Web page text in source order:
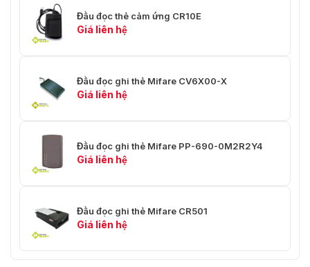
Đầu đọc thẻ cảm ứng CR10E
Giá liên hệ
Đầu đọc ghi thẻ Mifare CV6X00-X
Giá liên hệ
Đầu đọc ghi thẻ Mifare PP-690-0M2R2Y4
Giá liên hệ
Đầu đọc ghi thẻ Mifare CR501
Giá liên hệ